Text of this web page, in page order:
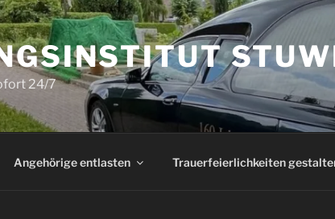
24/7
Angehörige entlasten Trauerfeierlichkeiten